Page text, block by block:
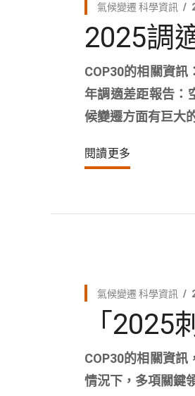
氣候變遷 科學資訊
2025調
COP30的相關資訊
年調適差距報告：
候變遷方面有巨大
閱讀更多
氣候變遷 科學資訊
「
COP30的相關資
情況下，多項關鍵